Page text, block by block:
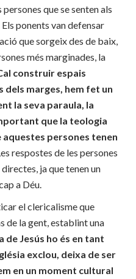
que se senten als
ponents van defensar
que sorgeix des de baix,
més marginades, la
construir espais
dels marges, hem fet un
la seva paraula, la
que la teologia
persones tenen
respostes de les persones
ja que tenen un
a Déu.
el clericalisme que
de la gent, establint una
de Jesús ho és en tant
exclou, deixa de ser
en un moment cultural